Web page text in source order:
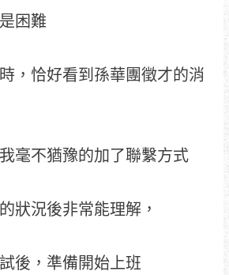
困難
，恰好看到孫華團徵才的消
毫不猶豫的加了聯繫方式
狀況後非常能理解，
後，準備開始上班